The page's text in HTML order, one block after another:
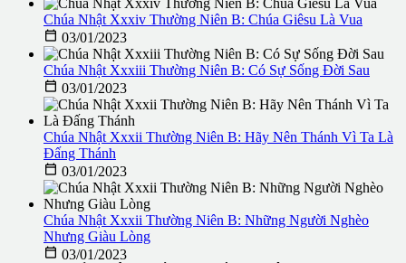
Chúa Nhật Xxxiv Thường Niên B: Chúa Giêsu Là Vua
 03/01/2023
Chúa Nhật Xxxiii Thường Niên B: Có Sự Sống Đời Sau
 03/01/2023
Chúa Nhật Xxxii Thường Niên B: Hãy Nên Thánh Vì Ta Là
Đấng Thánh
 03/01/2023
Chúa Nhật Xxxii Thường Niên B: Những Người Nghèo
Nhưng Giàu Lòng
 03/01/2023